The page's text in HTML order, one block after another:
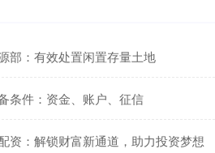
部：有效处置闲置存量土地
条件：资金、账户、征信
资：解锁财富新通道，助力投资梦想